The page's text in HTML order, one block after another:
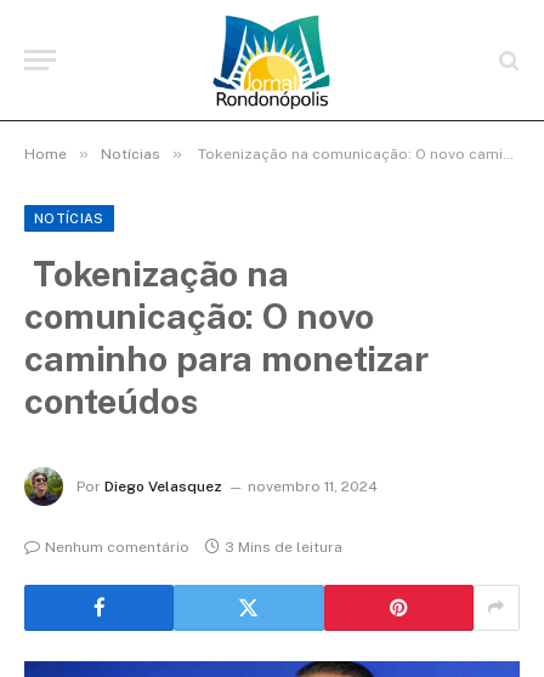
Home » Notícias » Tokenização na comunicação: O novo caminho para monetizar conteúdos
NOTÍCIAS
Tokenização na
comunicação: O novo
caminho para monetizar
conteúdos
Por Diego Velasquez novembro 11, 2024
Nenhum comentário 3 Mins de leitura